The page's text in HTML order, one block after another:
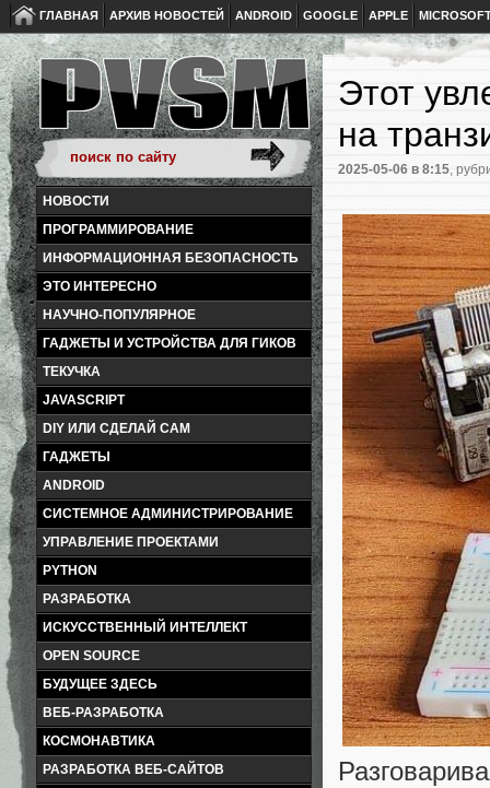
ГЛАВНАЯ АРХИВ НОВОСТЕЙ ANDROID GOOGLE APPLE
НОВОСТИ
ПРОГРАММИРОВАНИЕ
ИНФОРМАЦИОННАЯ БЕЗОПАСНОСТЬ
ЭТО ИНТЕРЕСНО
НАУЧНО-ПОПУЛЯРНОЕ
ГАДЖЕТЫ И УСТРОЙСТВА ДЛЯ ГИКОВ
ТЕКУЧКА
JAVASCRIPT
DIY ИЛИ СДЕЛАЙ САМ
ГАДЖЕТЫ
ANDROID
СИСТЕМНОЕ АДМИНИСТРИРОВАНИЕ
УПРАВЛЕНИЕ ПРОЕКТАМИ
PYTHON
РАЗРАБОТКА
ИСКУССТВЕННЫЙ ИНТЕЛЛЕКТ
OPEN SOURCE
БУДУЩЕЕ ЗДЕСЬ
ВЕБ-РАЗРАБОТКА
КОСМОНАВТИКА
РАЗРАБОТКА ВЕБ-САЙТОВ
Этот
на
2025-05-06 в 8:15,